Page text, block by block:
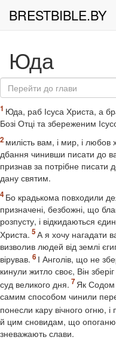
BRESTBIBLE.BY
Юда
Юда, раб Ісуса Христа, а
Бозі Отці та збереженим
милість вам, і мир, і
дбання чинивши писати до
признав за потрібне писати
дану святим.
Бо крадькома повходили
призначені, безбожні, що
розпусту, і відкидаються
Христа.
А я хочу нагадати
визволив людей від землі
вірував.
І Анголів, що не
кинули житло своє, Він
суд великого дня.
Як Содом
самим способом чинили
понесли кару вічного огню, і
й цим сновидам, що
зневажають слави.